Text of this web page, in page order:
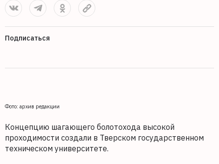
Подписаться
Фото: архив редакции
Концепцию шагающего болотохода высокой
проходимости создали в Тверском государственном
техническом университете.